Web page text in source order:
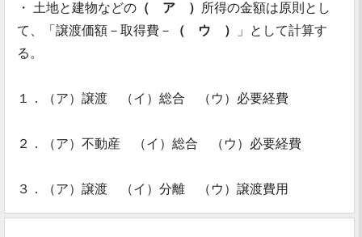
・ 土地と建物などの （ ア ）
所得の金額は原則とし
て、「譲渡価額－取得費－
（ ウ ）
」として計算す
る。
１．（ア）譲渡 （イ）総合 （ウ）必要経費
２．（ア）不動産 （イ）総合 （ウ）必要経費
３．（ア）譲渡 （イ）分離 （ウ）譲渡費用